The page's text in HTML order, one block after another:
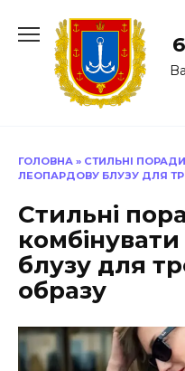
до
ГОЛОВНА » СТИЛЬНІ
ЛЕОПАРДОВУ БЛУЗУ ДЛЯ
Стильні
блузу для
образу